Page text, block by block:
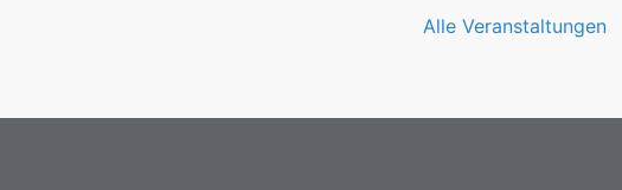
Alle Veranstaltungen